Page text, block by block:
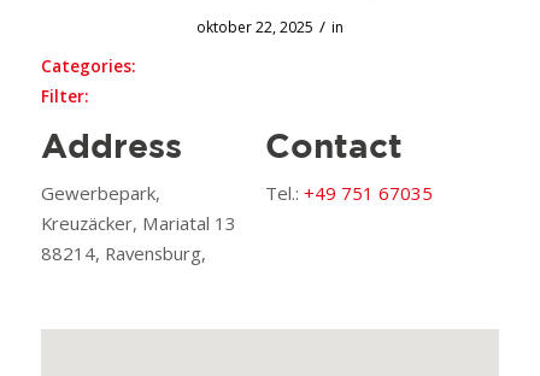
oktober 22, 2025 / in
Categories:
Filter:
Address
Gewerbepark,
Kreuzäcker, Mariatal 13
88214, Ravensburg,
Contact
Tel.:+49 751 67035